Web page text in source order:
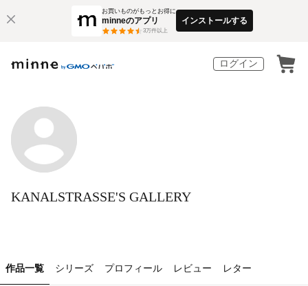
お買いものがもっとお得に
minneのアプリ
3万件以上
インストールする
ログイン
KANALSTRASSE'S GALLERY
作品一覧 シリーズ プロフィール レビュー レター